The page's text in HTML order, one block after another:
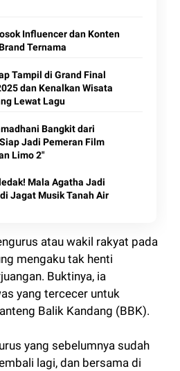
Influencer dan Konten
Ternama
Tampil di Grand Final
dan Kenalkan Wisata
Lewat Lagu
Bangkit dari
Jadi Pemeran Film
Limo 2"
Mala Agatha Jadi
Jagat Musik Tanah Air
atau wakil rakyat pada
mengaku tak henti
Buktinya, ia
yang tercecer untuk
Balik Kandang (BBK).
yang sebelumnya sudah
lagi, dan bersama di